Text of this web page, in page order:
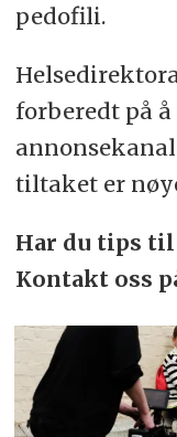
pedofili.
forberedt på
tiltaket er
Har du tips til
Kontakt oss